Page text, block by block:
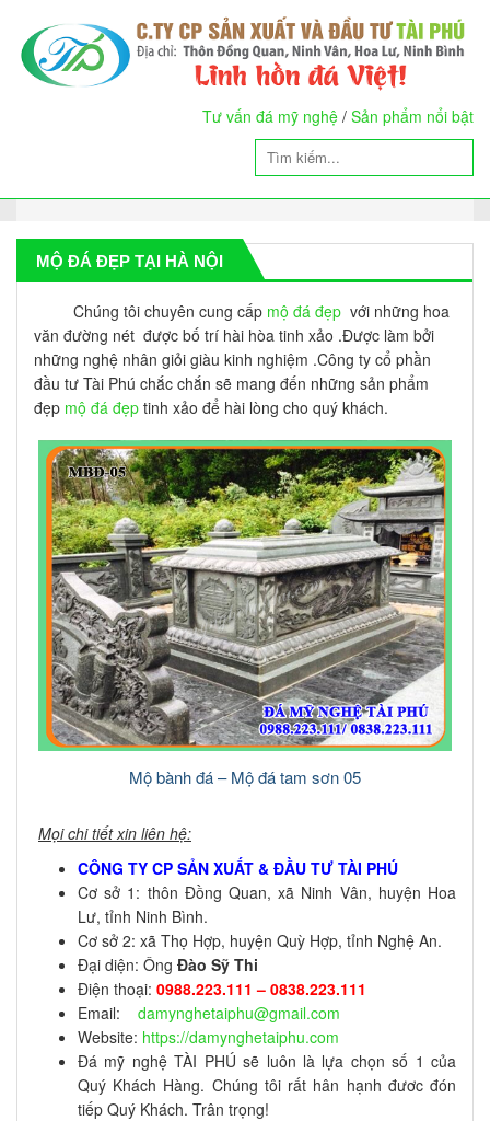
Tư vấn đá mỹ nghệ / Sản phẩm nổi bật
MỘ ĐÁ ĐẸP TẠI HÀ NỘI
Chúng tôi chuyên cung cấp mộ đá đẹp với những hoa
văn đường nét được bố trí hài hòa tinh xảo .Được làm bởi
những nghệ nhân giỏi giàu kinh nghiệm .Công ty cổ phần
đầu tư Tài Phú chắc chắn sẽ mang đến những sản phẩm
đẹp mộ đá đẹp tinh xảo để hài lòng cho quý khách.
Mộ bành đá – Mộ đá tam sơn 05
Mọi chi tiết xin liên hệ:
CÔNG TY CP SẢN XUẤT & ĐẦU TƯ TÀI PHÚ
Cơ sở 1: thôn Đồng Quan, xã Ninh Vân, huyện Hoa
Lư, tỉnh Ninh Bình.
Cơ sở 2: xã Thọ Hợp, huyện Quỳ Hợp, tỉnh Nghệ An.
Đại diện: Ông Đào Sỹ Thi
Điện thoại: 0988.223.111 – 0838.223.111
Email: damynghetaiphu@gmail.com
Website: https://damynghetaiphu.com
Đá mỹ nghệ TÀI PHÚ sẽ luôn là lựa chọn số 1 của
Quý Khách Hàng. Chúng tôi rất hân hạnh đươc đón
tiếp Quý Khách. Trân trọng!